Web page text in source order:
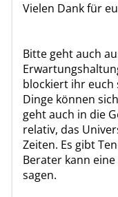
Vielen Dank für
Bitte geht auch
blockiert ihr euch
Dinge können
geht auch in die
relativ, das
Zeiten. Es gibt
Berater kann
sagen.